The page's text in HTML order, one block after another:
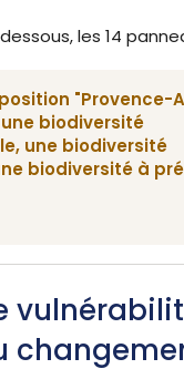
les 14
"Provence-
une biodiversité
une biodiversité
biodiversité à